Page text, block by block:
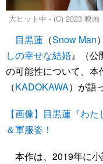
大ヒット中 - (C) 2023 映
目黒蓮 （Snow Man
しの幸せな結婚』（
の可能性について、本
（KADOKAWA）が語
【画像】目黒蓮『わ
＆軍服姿！
本作は、2019年に